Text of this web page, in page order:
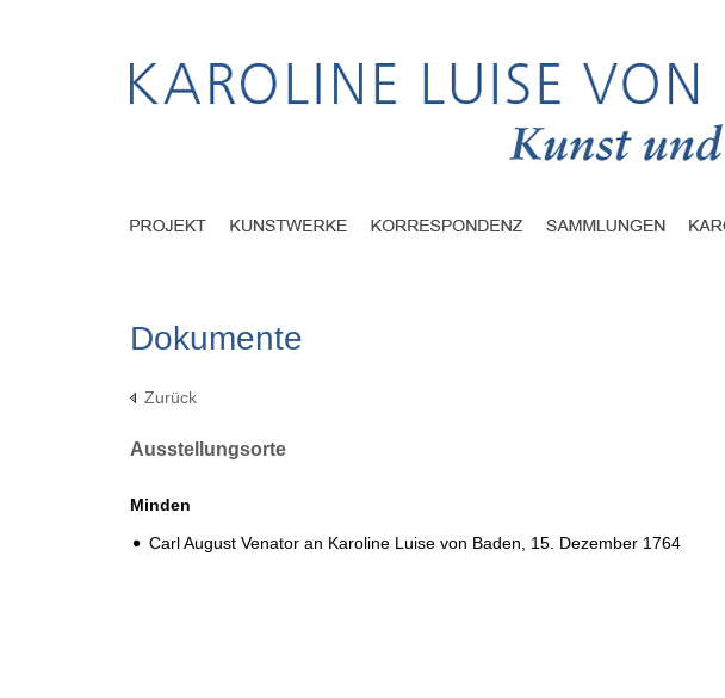
Dokumente
Zurück
Ausstellungsorte
Minden
Carl August Venator an Karoline Luise von Baden, 15. Dezember 1764